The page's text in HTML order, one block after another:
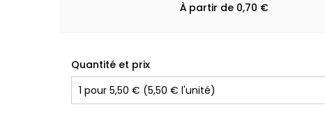
À partir de 0,70 €
Quantité et prix